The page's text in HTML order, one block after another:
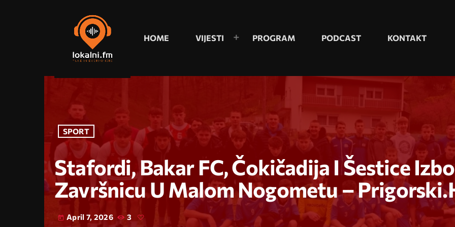
HOME VIJESTI PROGRAM PODCAST KONTAKT
SPORT
Stafordi, Bakar FC, Čokičadija I Šestice
Završnicu U Malom Nogometu –
today April 7, 2026 3